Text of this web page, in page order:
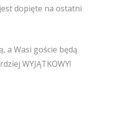
dopięte na ostatni
a Wasi goście będą
WYJĄTKOWY!